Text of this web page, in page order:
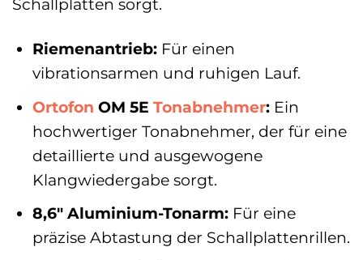
Schallplatten sorgt.
Riemenantrieb:Für einen
vibrationsarmen und ruhigen Lauf.
Ortofon OM 5E Tonabnehmer:Ein
hochwertiger Tonabnehmer, der für eine
detaillierte und ausgewogene
Klangwiedergabe sorgt.
8,6″ Aluminium-Tonarm:Für eine
präzise Abtastung der Schallplattenrillen.